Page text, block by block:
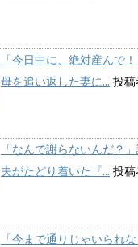
「今日中に、絶対産んで
母を追い返した妻に... 投稿
「なんで謝らないんだ？
夫がたどり着いた『... 投稿
「今まで通りじゃいられ